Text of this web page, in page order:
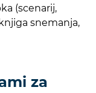
(scenarij,
snemanja,
za